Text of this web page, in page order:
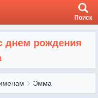
Поиск
днем рождения
Эмма